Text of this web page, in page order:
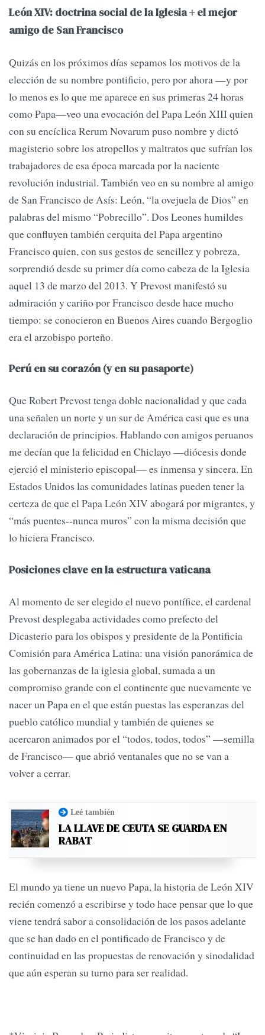
León XIV: doctrina social de la Iglesia + el mejor
amigo de San Francisco
Quizás en los próximos días sepamos los motivos de la
elección de su nombre pontificio, pero por ahora —y por
lo menos es lo que me aparece en sus primeras 24 horas
como Papa—veo una evocación del Papa León XIII quien
con su encíclica Rerum Novarum puso nombre y dictó
magisterio sobre los atropellos y maltratos que sufrían los
trabajadores de esa época marcada por la naciente
revolución industrial. También veo en su nombre al amigo
de San Francisco de Asís: León, “la ovejuela de Dios” en
palabras del mismo “Pobrecillo”. Dos Leones humildes
que confluyen también cerquita del Papa argentino
Francisco quien, con sus gestos de sencillez y pobreza,
sorprendió desde su primer día como cabeza de la Iglesia
aquel 13 de marzo del 2013. Y Prevost manifestó su
admiración y cariño por Francisco desde hace mucho
tiempo: se conocieron en Buenos Aires cuando Bergoglio
era el arzobispo porteño.
Perú en su corazón (y en su pasaporte)
Que Robert Prevost tenga doble nacionalidad y que cada
una señalen un norte y un sur de América casi que es una
declaración de principios. Hablando con amigos peruanos
me decían que la felicidad en Chiclayo —diócesis donde
ejerció el ministerio episcopal— es inmensa y sincera. En
Estados Unidos las comunidades latinas pueden tener la
certeza de que el Papa León XIV abogará por migrantes, y
“más puentes--nunca muros” con la misma decisión que
lo hiciera Francisco.
Posiciones clave en la estructura vaticana
Al momento de ser elegido el nuevo pontífice, el cardenal
Prevost desplegaba actividades como prefecto del
Dicasterio para los obispos y presidente de la Pontificia
Comisión para América Latina: una visión panorámica de
las gobernanzas de la iglesia global, sumada a un
compromiso grande con el continente que nuevamente ve
nacer un Papa en el que están puestas las esperanzas del
pueblo católico mundial y también de quienes se
acercaron animados por el “todos, todos, todos” —semilla
de Francisco— que abrió ventanales que no se van a
volver a cerrar.
Leé también
LA LLAVE DE CEUTA SE GUARDA EN
RABAT
El mundo ya tiene un nuevo Papa, la historia de León XIV
recién comenzó a escribirse y todo hace pensar que lo que
viene tendrá sabor a consolidación de los pasos adelante
que se han dado en el pontificado de Francisco y de
continuidad en las propuestas de renovación y sinodalidad
que aún esperan su turno para ser realidad.